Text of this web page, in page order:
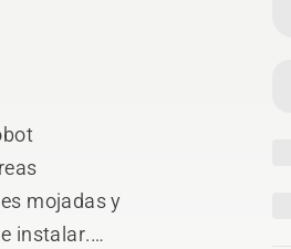
mojadas y
instalar.